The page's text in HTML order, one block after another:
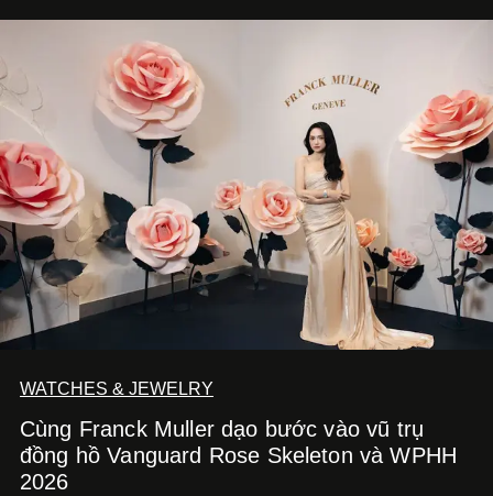
xuất hiện trong những thiết kế Cartier, mỗi người lựa chọn
một ngôn ngữ riêng để diễn giải tinh thần của Maison.
WATCHES & JEWELRY
Cùng Franck Muller dạo bước vào vũ trụ
đồng hồ Vanguard Rose Skeleton và WPHH
2026